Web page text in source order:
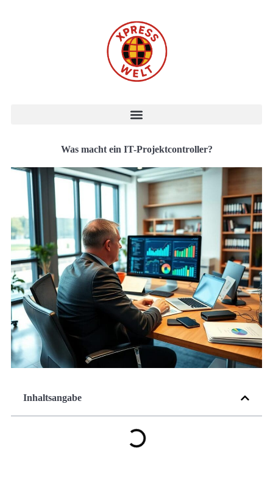
Was macht ein IT-Projektcontroller?
Inhaltsangabe